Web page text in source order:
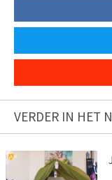
VERDER IN HET